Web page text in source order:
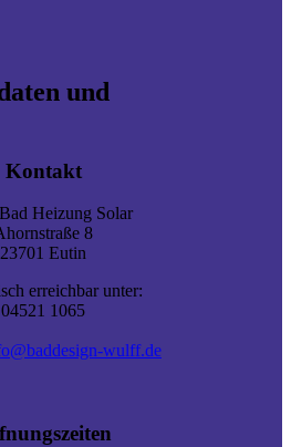
und
Kontakt
Heizung Solar
8
23701 Eutin
erreichbar unter:
04521 1065
wulff.de